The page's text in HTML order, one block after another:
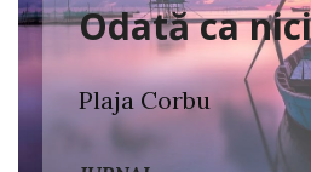
Odată ca
Plaja Corbu